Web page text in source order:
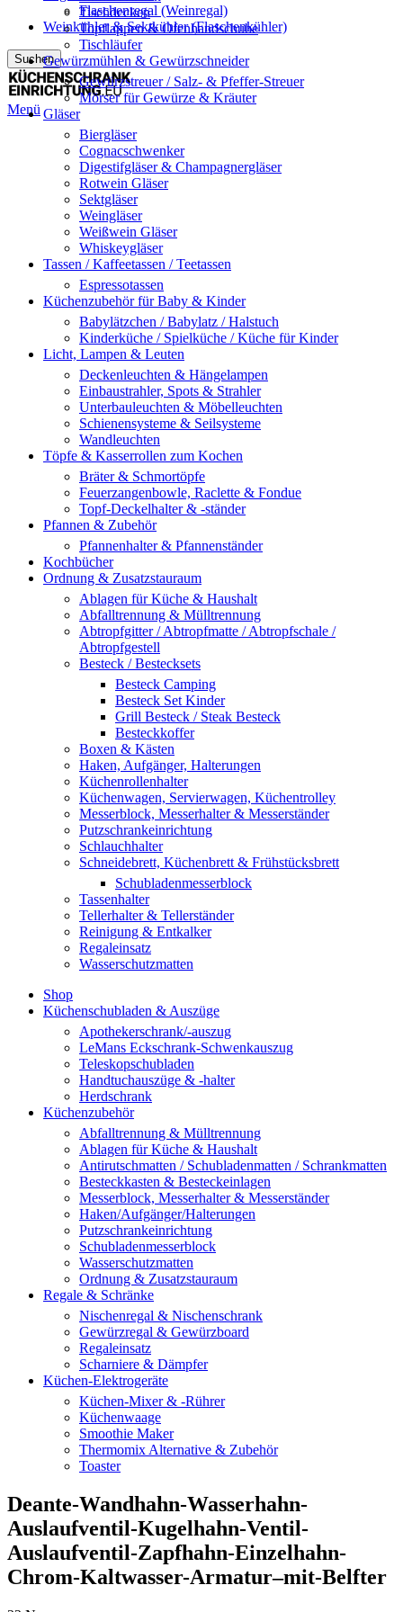
Flaschenregal (Weinregal)
Weinkühler & Sektkühler (Flaschenkühler)
Suchen
Menü
Tischdecken
Topflappen & Ofenhandschuhe
Tischläufer
Gewürzmühlen & Gewürzschneider
Gewürzstreuer / Salz- & Pfeffer-Streuer
Mörser für Gewürze & Kräuter
Gläser
Biergläser
Cognacschwenker
Digestifgläser & Champagnergläser
Rotwein Gläser
Sektgläser
Weingläser
Weißwein Gläser
Whiskeygläser
Tassen / Kaffeetassen / Teetassen
Espressotassen
Küchenzubehör für Baby & Kinder
Babylätzchen / Babylatz / Halstuch
Kinderküche / Spielküche / Küche für Kinder
Licht, Lampen & Leuten
Deckenleuchten & Hängelampen
Einbaustrahler, Spots & Strahler
Unterbauleuchten & Möbelleuchten
Schienensysteme & Seilsysteme
Wandleuchten
Töpfe & Kasserrollen zum Kochen
Bräter & Schmortöpfe
Feuerzangenbowle, Raclette & Fondue
Topf-Deckelhalter & -ständer
Pfannen & Zubehör
Pfannenhalter & Pfannenständer
Kochbücher
Ordnung & Zusatzstauraum
Ablagen für Küche & Haushalt
Abfalltrennung & Mülltrennung
Abtropfgitter / Abtropfmatte / Abtropfschale /
Abtropfgestell
Besteck / Bestecksets
Besteck Camping
Besteck Set Kinder
Grill Besteck / Steak Besteck
Besteckkoffer
Boxen & Kästen
Haken, Aufgänger, Halterungen
Küchenrollenhalter
Küchenwagen, Servierwagen, Küchentrolley
Messerblock, Messerhalter & Messerständer
Putzschrankeinrichtung
Schlauchhalter
Schneidebrett, Küchenbrett & Frühstücksbrett
Schubladenmesserblock
Tassenhalter
Tellerhalter & Tellerständer
Reinigung & Entkalker
Regaleinsatz
Wasserschutzmatten
Shop
Küchenschubladen & Auszüge
Apothekerschrank/-auszug
LeMans Eckschrank-Schwenkauszug
Teleskopschubladen
Handtuchauszüge & -halter
Herdschrank
Küchenzubehör
Abfalltrennung & Mülltrennung
Ablagen für Küche & Haushalt
Antirutschmatten / Schubladenmatten / Schrankmatten
Besteckkasten & Besteckeinlagen
Messerblock, Messerhalter & Messerständer
Haken/Aufgänger/Halterungen
Putzschrankeinrichtung
Schubladenmesserblock
Wasserschutzmatten
Ordnung & Zusatzstauraum
Regale & Schränke
Nischenregal & Nischenschrank
Gewürzregal & Gewürzboard
Regaleinsatz
Scharniere & Dämpfer
Küchen-Elektrogeräte
Küchen-Mixer & -Rührer
Küchenwaage
Smoothie Maker
Thermomix Alternative & Zubehör
Toaster
Deante-Wandhahn-Wasserhahn-
Auslaufventil-Kugelhahn-Ventil-
Auslaufventil-Zapfhahn-Einzelhahn-
Chrom-Kaltwasser-Armatur–mit-Belfter